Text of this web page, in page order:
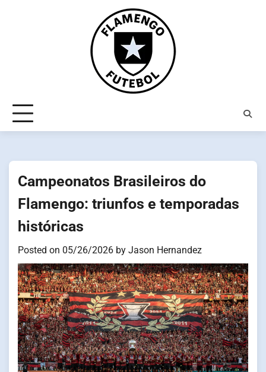
Campeonatos Brasileiros do
Flamengo: triunfos e temporadas
históricas
Posted on 05/26/2026 by Jason Hernandez